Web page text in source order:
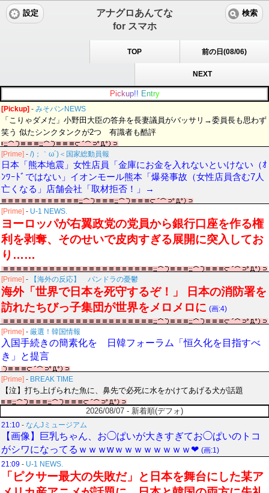
アナグロあんてな
for スマホ
設定 検索
TOP 前の日(08/06)
NEXT
Pic kup!! Entry
[Pickup] - みそパンNEWS
「こりゃダメだ」小野田大臣の答弁を長妻議員がバッサリ→委員長も思わず
笑う 似たシンクタンクが2つ 有識者も酷評
[Prime] - /)；｀ω´)＜国家総動員報
日本「熊本地震」女性店員「金庫にお金を入れないといけない（ｵ
ﾝﾜｰﾄﾞではない」イオンモール熊本「爆発事故（女性店員含む7人
亡くなる」店舗会社「取材拒否！」→
[Prime] - U-1 NEWS.
ヨーロッパが右翼政党の党員から銀行口座を作る権
利を剥奪、そのせいで皮肉すぎる展開に突入してお
り……
[Prime] - 【海外の反応】 パンドラの憂鬱
海外「世界で日本を死守するぞ！」 日本の消防署を
訪れたちびっ子集団が世界をメロメロに (画:4)
[Prime] - 厳選！韓国情報
入国手続きの簡素化を 日韓フォーラム「恒久化を目指すべ
き」と提言
[Prime] - BREAK TIME
【泣】打ち上げられた魚に、鼻先で必死に水をかけてあげる犬が話題
2026/08/07 - 新着順(デフォ)
21:10 - なんJミュージアム
【画像】巨乳ちゃん、お◯ぱいが大きすぎてお◯ぱいのトコ
がシワになってるｗｗｗwｗｗｗｗｗｗｗｗ❤ (画:1)
21:09 - U-1 NEWS.
「ピクサー最大の失敗だ」と日本を舞台にした某ア